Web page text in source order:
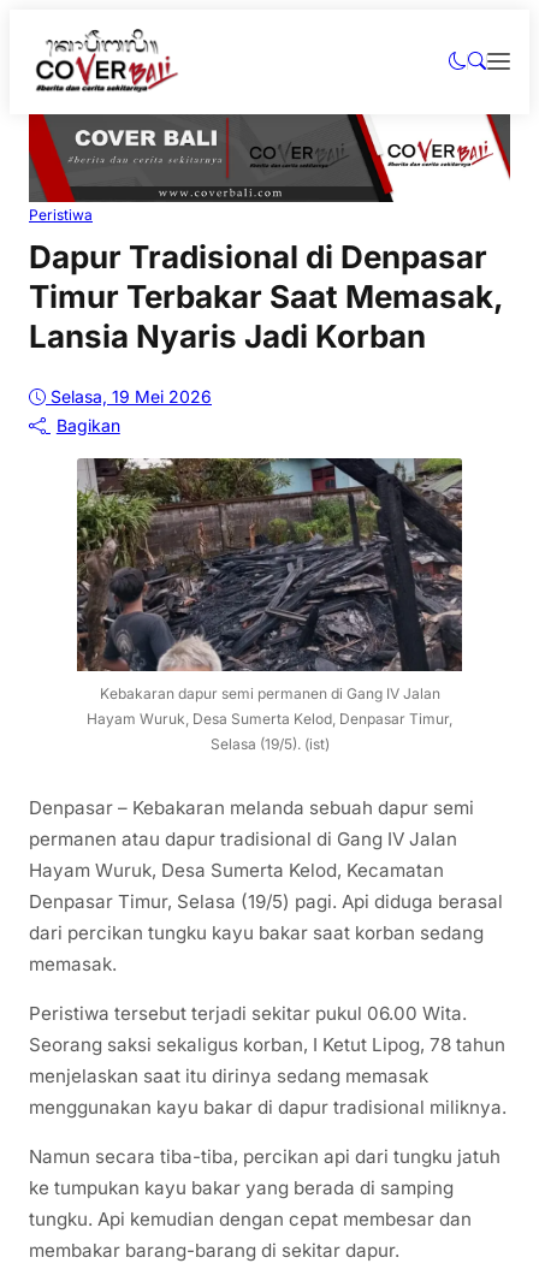
Peristiwa
Dapur Tradisional di Denpasar
Timur Terbakar Saat Memasak,
Lansia Nyaris Jadi Korban
Selasa, 19 Mei 2026
Bagikan
Kebakaran dapur semi permanen di Gang IV Jalan
Hayam Wuruk, Desa Sumerta Kelod, Denpasar Timur,
Selasa (19/5). (ist)
Denpasar – Kebakaran melanda sebuah dapur semi
permanen atau dapur tradisional di Gang IV Jalan
Hayam Wuruk, Desa Sumerta Kelod, Kecamatan
Denpasar Timur, Selasa (19/5) pagi. Api diduga berasal
dari percikan tungku kayu bakar saat korban sedang
memasak.
Peristiwa tersebut terjadi sekitar pukul 06.00 Wita.
Seorang saksi sekaligus korban, I Ketut Lipog, 78 tahun
menjelaskan saat itu dirinya sedang memasak
menggunakan kayu bakar di dapur tradisional miliknya.
Namun secara tiba-tiba, percikan api dari tungku jatuh
ke tumpukan kayu bakar yang berada di samping
tungku. Api kemudian dengan cepat membesar dan
membakar barang-barang di sekitar dapur.